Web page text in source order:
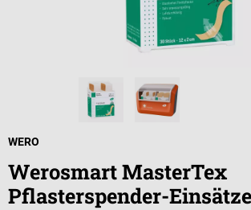
WERO
Werosmart MasterTex
Pflasterspender-Einsätze